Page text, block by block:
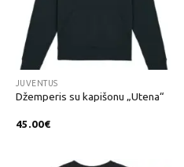
JUVENTUS
Džemperis su kapišonu „Utena“
45.00€